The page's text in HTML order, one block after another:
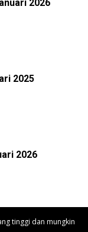
2026
2025
2026
tinggi dan mungkin